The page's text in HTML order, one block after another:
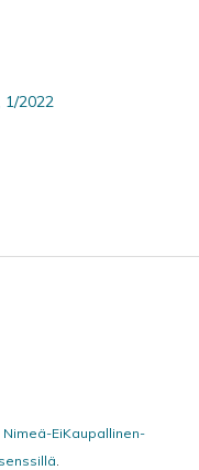
1/2022
Nimeä-EiKaupallinen-
.